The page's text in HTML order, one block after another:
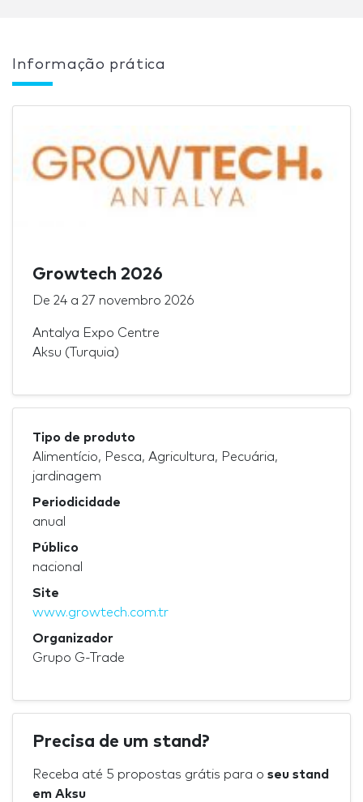
Informação prática
Growtech 2026
De 24 a 27 novembro 2026
Antalya Expo Centre
Aksu (Turquia)
Tipo de produto
Alimentício, Pesca, Agricultura, Pecuária,
jardinagem
Periodicidade
anual
Público
nacional
Site
www.growtech.com.tr
Organizador
Grupo G-Trade
Precisa de um stand?
Receba até 5 propostas grátis para o seu stand
em Aksu